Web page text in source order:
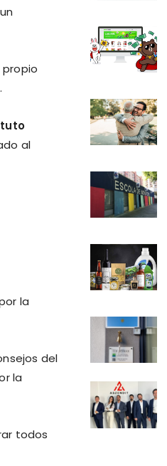
al
la
del
la
todos